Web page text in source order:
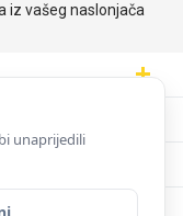
iz vašeg naslonjača
unaprijedili